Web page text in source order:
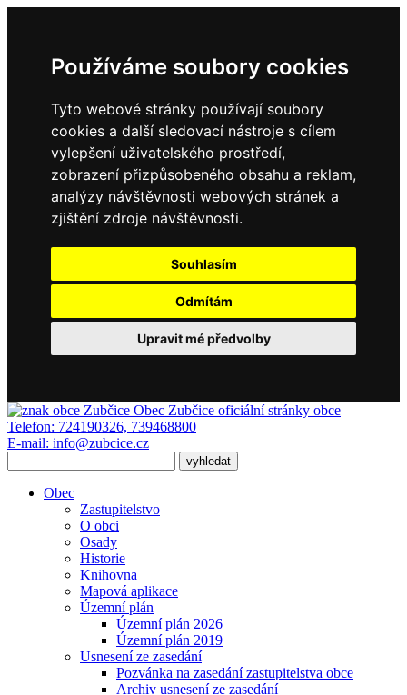
Používáme soubory cookies
Tyto webové stránky používají soubory
cookies a další sledovací nástroje s cílem
vylepšení uživatelského prostředí,
zobrazení přizpůsobeného obsahu a reklam,
analýzy návštěvnosti webových stránek a
zjištění zdroje návštěvnosti.
Souhlasím
Odmítám
Upravit mé předvolby
Obec Zubčice oficiální stránky obce
Telefon: 724190326, 739468800
E-mail: info@zubcice.cz
Obec
Zastupitelstvo
O obci
Osady
Historie
Knihovna
Mapová aplikace
Územní plán
Územní plán 2026
Územní plán 2019
Usnesení ze zasedání
Pozvánka na zasedání zastupitelstva obce
Archiv usnesení ze zasedání